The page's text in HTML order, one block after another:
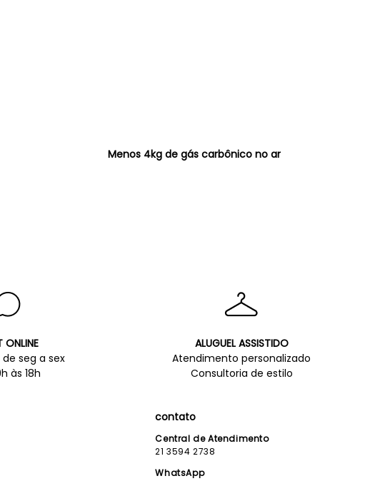
Menos 4kg de gás carbônico no ar
ONLINE
seg a sex
às 18h
ALUGUEL ASSISTIDO
Atendimento personalizado
Consultoria de estilo
contato
Central de Atendimento
21 3594 2738
WhatsApp